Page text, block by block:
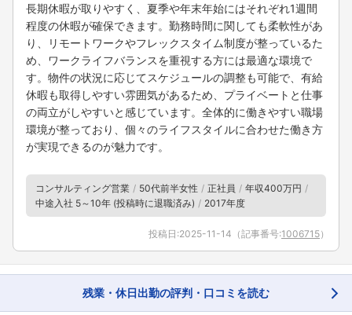
長期休暇が取りやすく、夏季や年末年始にはそれぞれ1週間
程度の休暇が確保できます。勤務時間に関しても柔軟性があ
り、リモートワークやフレックスタイム制度が整っているた
め、ワークライフバランスを重視する方には最適な環境で
す。物件の状況に応じてスケジュールの調整も可能で、有給
休暇も取得しやすい雰囲気があるため、プライベートと仕事
の両立がしやすいと感じています。全体的に働きやすい職場
環境が整っており、個々のライフスタイルに合わせた働き方
が実現できるのが魅力です。
コンサルティング営業 50代前半女性 正社員
年収400万円
中途入社 5～10年 (投稿時に退職済み)
2017年度
投稿日:2025-11-14 （記事番号:1006715）
残業・休日出勤の評判・口コミを読む